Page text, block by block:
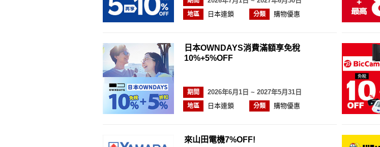
地區 日本連鎖 分類 購物優惠
日本OWNDAYS消費滿額享免稅
10%+5%OFF
期間 2026年6月1日 ~ 2027年5月31日
地區 日本連鎖 分類 購物優惠
來山田電機7%OFF!